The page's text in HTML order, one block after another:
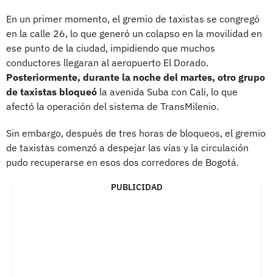
En un primer momento, el gremio de taxistas se congregó
en la calle 26, lo que generó un colapso en la movilidad en
ese punto de la ciudad, impidiendo que muchos
conductores llegaran al aeropuerto El Dorado.
Posteriormente, durante la noche del martes, otro grupo
de taxistas bloqueó la avenida Suba con Cali, lo que
afectó la operación del sistema de TransMilenio.
Sin embargo, después de tres horas de bloqueos, el gremio
de taxistas comenzó a despejar las vías y la circulación
pudo recuperarse en esos dos corredores de Bogotá.
PUBLICIDAD